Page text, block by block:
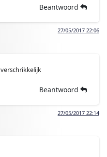
Beantwoord
27/05/2017 22:06
Beantwoord
27/05/2017 22:14